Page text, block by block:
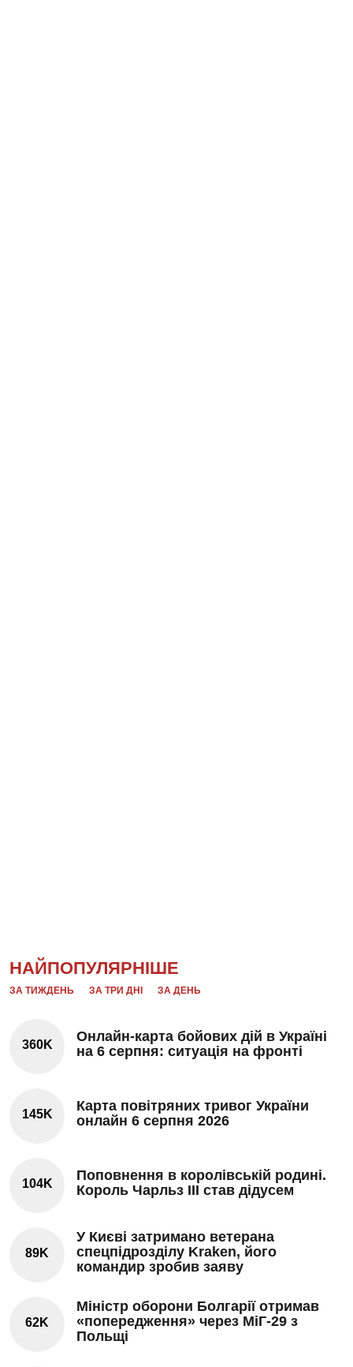
НАЙПОПУЛЯРНІШЕ
ЗА ТИЖДЕНЬ ЗА ТРИ ДНІ ЗА ДЕНЬ
360K
Онлайн-карта бойових дій в Україні
на 6 серпня: ситуація на фронті
145K
Карта повітряних тривог України
онлайн 6 серпня 2026
104K
Поповнення в королівській родині.
Король Чарльз III став дідусем
89K
У Києві затримано ветерана
спецпідрозділу Kraken, його
командир зробив заяву
62K
Міністр оборони Болгарії отримав
«попередження» через МіГ-29 з
Польщі